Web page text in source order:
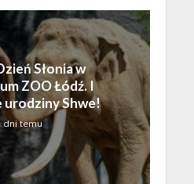
Słonia w
ZOO Łódź. I
urodziny Shwe!
dni temu